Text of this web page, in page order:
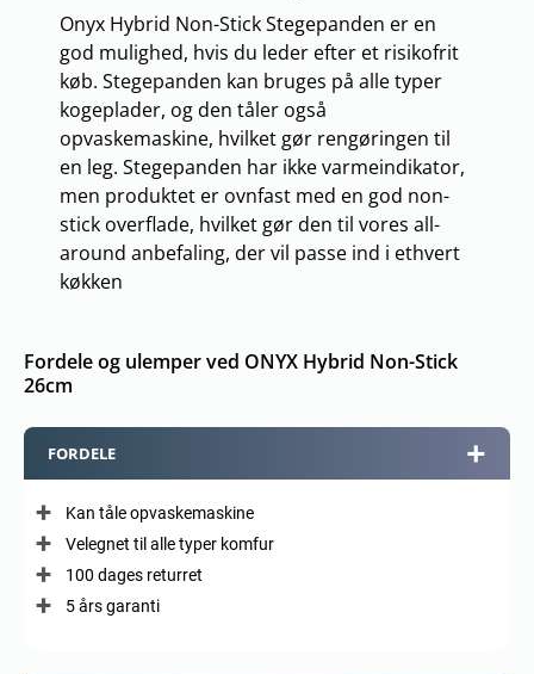
Onyx Hybrid Non-Stick Stegepanden er en
god mulighed, hvis du leder efter et risikofrit
køb. Stegepanden kan bruges på alle typer
kogeplader, og den tåler også
opvaskemaskine, hvilket gør rengøringen til
en leg. Stegepanden har ikke varmeindikator,
men produktet er ovnfast med en god non-
stick overflade, hvilket gør den til vores all-
around anbefaling, der vil passe ind i ethvert
køkken
Fordele og ulemper ved ONYX Hybrid Non-Stick
26cm
FORDELE
Kan tåle opvaskemaskine
Velegnet til alle typer komfur
100 dages returret
5 års garanti